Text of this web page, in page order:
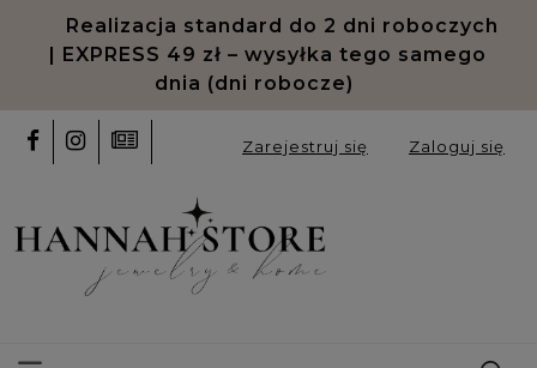
Realizacja standard do 2 dni roboczych
| EXPRESS 49 zł – wysyłka tego samego
dnia (dni robocze)
Zarejestruj się Zaloguj się